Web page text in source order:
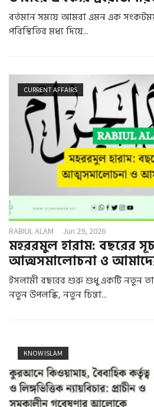
বর্তমান সময়ে আমরা এমন এক
পরিস্থিতির মধ্য দিয়ে...
CURRENT AFFAIRS
RABIUL ALAM Jun 29, 2026
মহররমুল হারাম: বছরের
আত্মসমালোচনা ও আমাদের
ইসলামী বছরের শুরু শুধু একটি নতুন
নতুন উপলব্ধি, নতুন চিন্তা...
KNOW ISLAM